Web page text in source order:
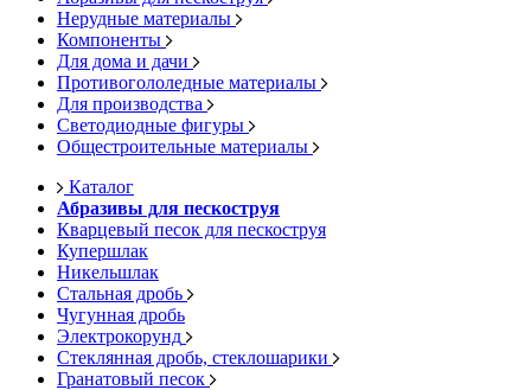
Нерудные материалы
Компоненты
Для дома и дачи
Противогололедные материалы
Для производства
Светодиодные фигуры
Общестроительные материалы
Каталог
Абразивы для пескоструя
Кварцевый песок для пескоструя
Купершлак
Никельшлак
Стальная дробь
Чугунная дробь
Электрокорунд
Стеклянная дробь, стеклошарики
Гранатовый песок